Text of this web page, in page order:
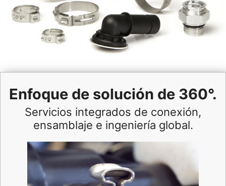
Enfoque de solución de 360°.
Servicios integrados de conexión,
ensamblaje e ingeniería global.